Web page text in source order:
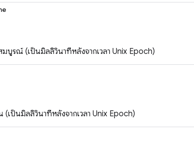
มบูรณ์ (เป็นมิลลิวินาทีหลังจากเวลา Unix Epoch)
น (เป็นมิลลิวินาทีหลังจากเวลา Unix Epoch)